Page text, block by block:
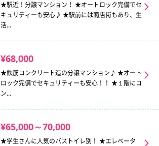
★駅近！分譲マンション！ ★オートロック完備でセ
キュリティーも安心♪ ★駅前には商店街もあり、生
活...
¥68,000
★鉄筋コンクリート造の分譲マンション♪ ★オート
ロック完備でセキュリティーも安心！！ ★１階にコ
ン...
¥65,000～70,000
★学生さんに人気のバストイレ別！ ★エレベータ